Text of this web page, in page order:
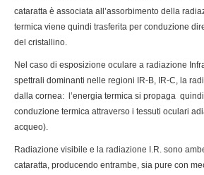
cataratta è associata all’assorbimento della
termica viene quindi trasferita per conduzione
del cristallino.
Nel caso di esposizione oculare a radiazione
spettrali dominanti nelle regioni IR-B, IR-C, la
dalla cornea: l’energia termica si propaga
conduzione termica attraverso i tessuti oculari
acqueo).
Radiazione visibile e la radiazione I.R. sono
cataratta, producendo entrambe, sia pure con